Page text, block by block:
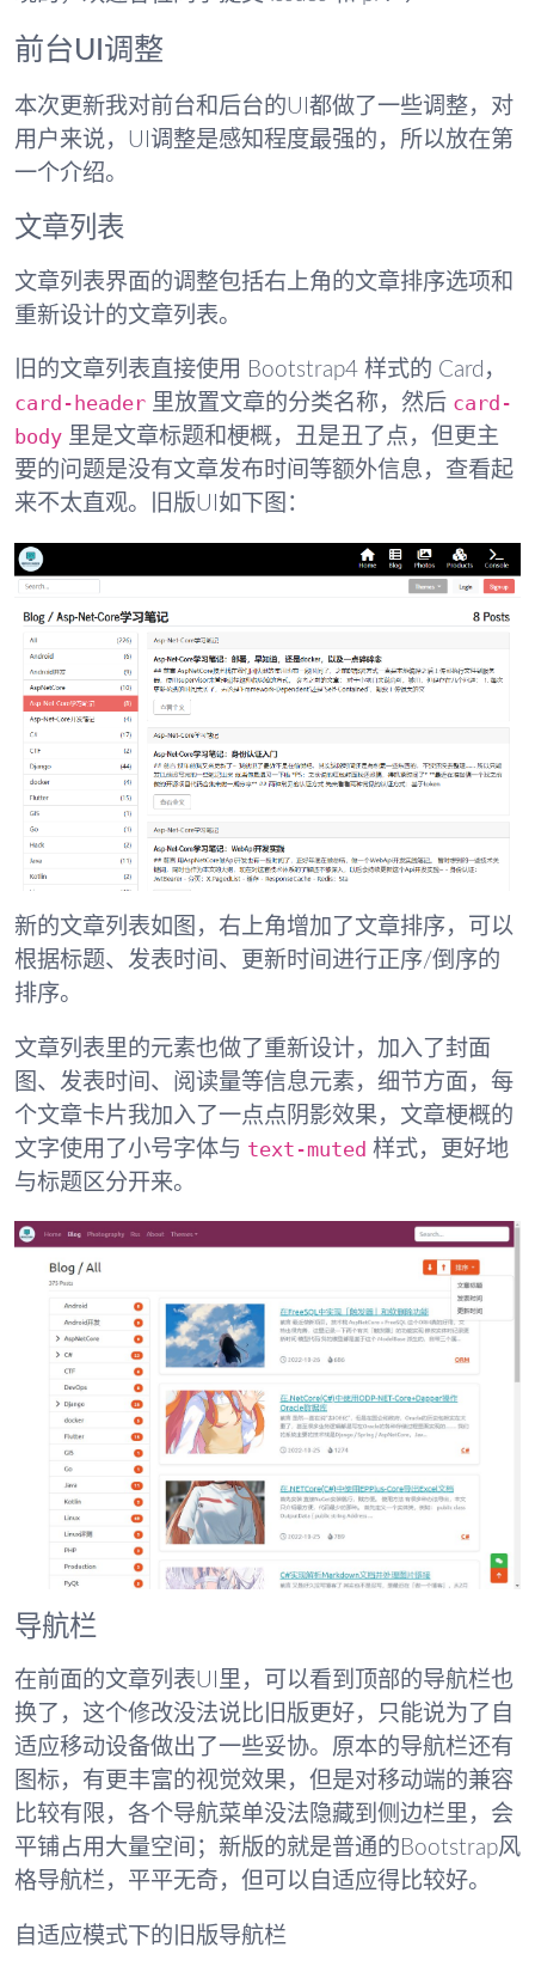
前台UI调整
本次更新我对前台和后台的UI都做了一些调整，对
用户来说，UI调整是感知程度最强的，所以放在第
一个介绍。
文章列表
文章列表界面的调整包括右上角的文章排序选项和
重新设计的文章列表。
旧的文章列表直接使用 Bootstrap4 样式的 Card，
card-header 里放置文章的分类名称，然后 card-
body 里是文章标题和梗概，丑是丑了点，但更主
要的问题是没有文章发布时间等额外信息，查看起
来不太直观。旧版UI如下图：
新的文章列表如图，右上角增加了文章排序，可以
根据标题、发表时间、更新时间进行正序/倒序的
排序。
文章列表里的元素也做了重新设计，加入了封面
图、发表时间、阅读量等信息元素，细节方面，每
个文章卡片我加入了一点点阴影效果，文章梗概的
文字使用了小号字体与 text-muted 样式，更好地
与标题区分开来。
导航栏
在前面的文章列表UI里，可以看到顶部的导航栏也
换了，这个修改没法说比旧版更好，只能说为了自
适应移动设备做出了一些妥协。原本的导航栏还有
图标，有更丰富的视觉效果，但是对移动端的兼容
比较有限，各个导航菜单没法隐藏到侧边栏里，会
平铺占用大量空间；新版的就是普通的Bootstrap风
格导航栏，平平无奇，但可以自适应得比较好。
自适应模式下的旧版导航栏